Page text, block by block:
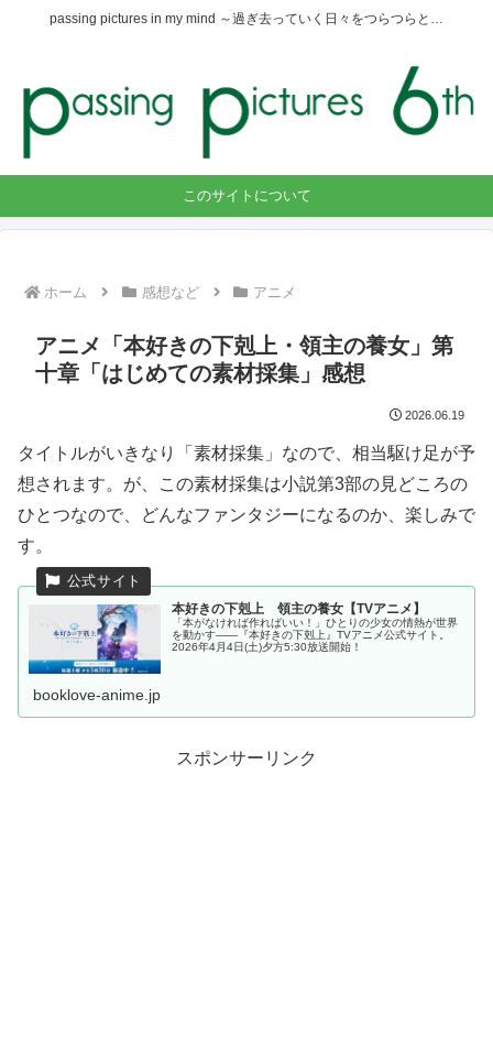
passing pictures in my mind ～過ぎ去っていく日々をつらつらと…
このサイトについて
ホーム 感想など アニメ
アニメ「本好きの下剋上・領主の養女」第
十章「はじめての素材採集」感想
2026.06.19
タイトルがいきなり「素材採集」なので、相当駆け足が予
想されます。が、この素材採集は小説第3部の見どころの
ひとつなので、どんなファンタジーになるのか、楽しみで
す。
本好きの下剋上 領主の養女【TVアニメ】
「本がなければ作ればいい！」ひとりの少女の情熱が世界
を動かす――『本好きの下剋上』TVアニメ公式サイト。
2026年4月4日(土)夕方5:30放送開始！
booklove-anime.jp
スポンサーリンク